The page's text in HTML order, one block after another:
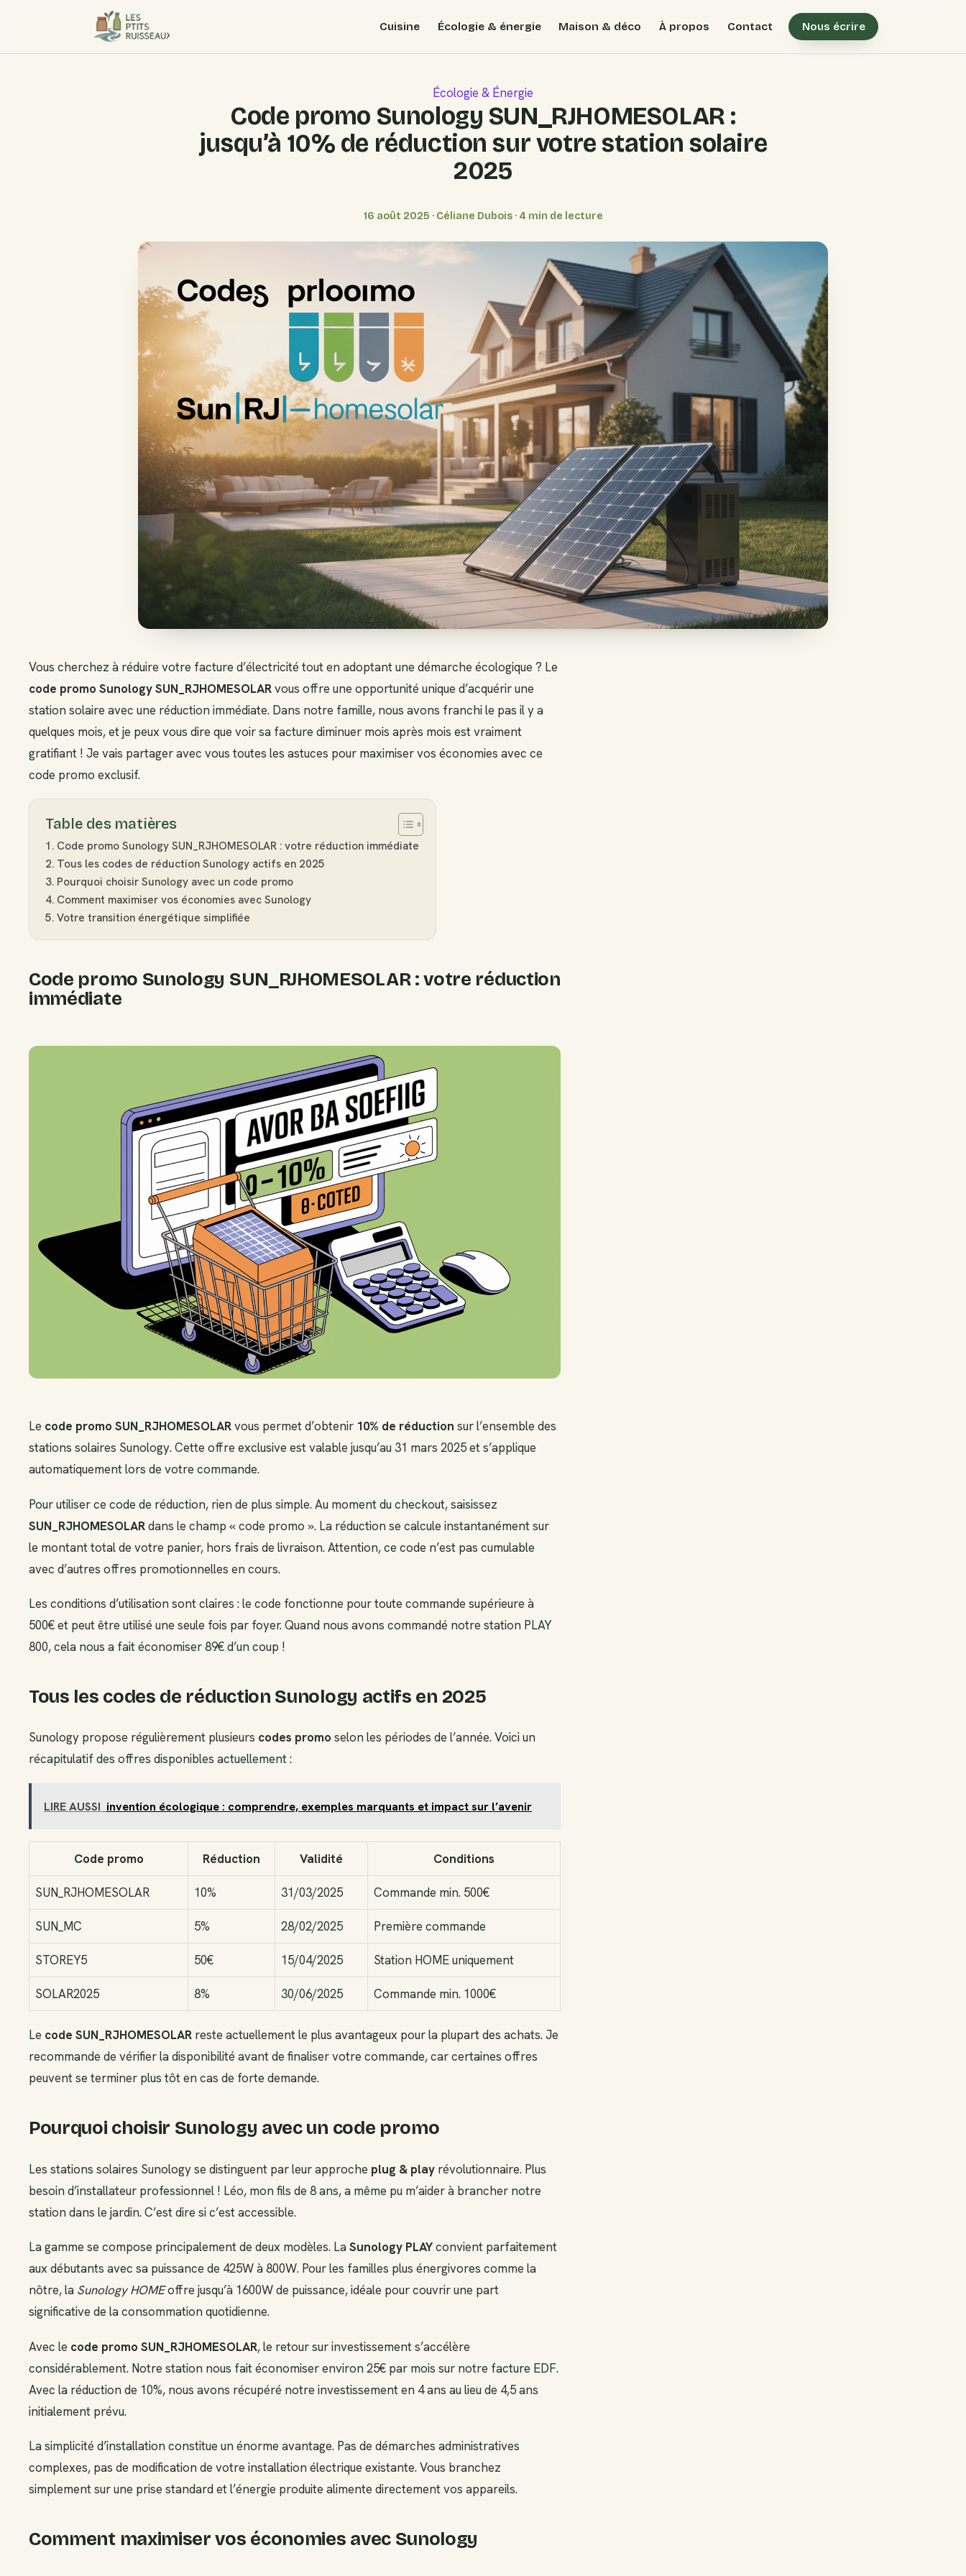
Cuisine Écologie & énergie Maison & déco À propos Contact Nous écrire
Écologie & Énergie
Code promo Sunology SUN_RJHOMESOLAR :
jusqu’à 10% de réduction sur votre station solaire
2025
16 août 2025 · Céliane Dubois · 4 min de lecture
Vous cherchez à réduire votre facture d’électricité tout en adoptant une démarche écologique ? Le
code promo Sunology SUN_RJHOMESOLARvous offre une opportunité unique d’acquérir une
station solaire avec une réduction immédiate. Dans notre famille, nous avons franchi le pas il y a
quelques mois, et je peux vous dire que voir sa facture diminuer mois après mois est vraiment
gratifiant ! Je vais partager avec vous toutes les astuces pour maximiser vos économies avec ce
code promo exclusif.
Table des matières
Code promo Sunology SUN_RJHOMESOLAR : votre réduction immédiate
Tous les codes de réduction Sunology actifs en 2025
Pourquoi choisir Sunology avec un code promo
Comment maximiser vos économies avec Sunology
Votre transition énergétique simplifiée
Code promo Sunology SUN_RJHOMESOLAR : votre réduction
immédiate
Le code promo SUN_RJHOMESOLARvous permet d’obtenir 10% de réduction sur l’ensemble des
stations solaires Sunology. Cette offre exclusive est valable jusqu’au 31 mars 2025 et s’applique
automatiquement lors de votre commande.
Pour utiliser ce code de réduction, rien de plus simple. Au moment du checkout, saisissez
SUN_RJHOMESOLARdans le champ « code promo ». La réduction se calcule instantanément sur
le montant total de votre panier, hors frais de livraison. Attention, ce code n’est pas cumulable
avec d’autres offres promotionnelles en cours.
Les conditions d’utilisation sont claires : le code fonctionne pour toute commande supérieure à
500€ et peut être utilisé une seule fois par foyer. Quand nous avons commandé notre station PLAY
800, cela nous a fait économiser 89€ d’un coup !
Tous les codes de réduction Sunology actifs en 2025
Sunology propose régulièrement plusieurs codes promo selon les périodes de l’année. Voici un
récapitulatif des offres disponibles actuellement :
LIRE AUSSI invention écologique : comprendre, exemples marquants et impact sur l’avenir
Code promo Réduction Validité Conditions
SUN_RJHOMESOLAR 10% 31/03/2025 Commande min. 500€
SUN_MC 5% 28/02/2025 Première commande
STOREY5 50€ 15/04/2025 Station HOME uniquement
SOLAR2025 8% 30/06/2025 Commande min. 1000€
Le code SUN_RJHOMESOLAR reste actuellement le plus avantageux pour la plupart des achats. Je
recommande de vérifier la disponibilité avant de finaliser votre commande, car certaines offres
peuvent se terminer plus tôt en cas de forte demande.
Pourquoi choisir Sunology avec un code promo
Les stations solaires Sunology se distinguent par leur approche plug & play révolutionnaire. Plus
besoin d’installateur professionnel ! Léo, mon fils de 8 ans, a même pu m’aider à brancher notre
station dans le jardin. C’est dire si c’est accessible.
La gamme se compose principalement de deux modèles. LaSunology PLAYconvient parfaitement
aux débutants avec sa puissance de 425W à 800W. Pour les familles plus énergivores comme la
nôtre, la Sunology HOMEoffre jusqu’à 1600W de puissance, idéale pour couvrir une part
significative de la consommation quotidienne.
Avec le code promo SUN_RJHOMESOLAR, le retour sur investissement s’accélère
considérablement. Notre station nous fait économiser environ 25€ par mois sur notre facture EDF.
Avec la réduction de 10%, nous avons récupéré notre investissement en 4 ans au lieu de 4,5 ans
initialement prévu.
La simplicité d’installation constitue un énorme avantage. Pas de démarches administratives
complexes, pas de modification de votre installation électrique existante. Vous branchez
simplement sur une prise standard et l’énergie produite alimente directement vos appareils.
Comment maximiser vos économies avec Sunology